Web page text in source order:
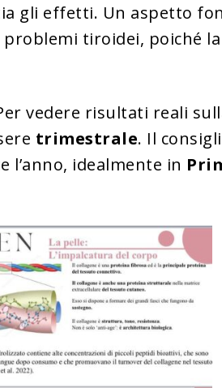
gli effetti. Un aspetto
problemi tiroidei, poiché
vedere risultati reali
trimestrale. Il
l’anno, idealmente in